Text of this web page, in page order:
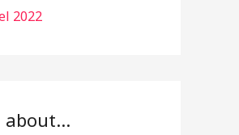
2022
about…